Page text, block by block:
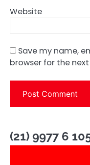
Website
Save my name,
browser for the
(21) 9977 6